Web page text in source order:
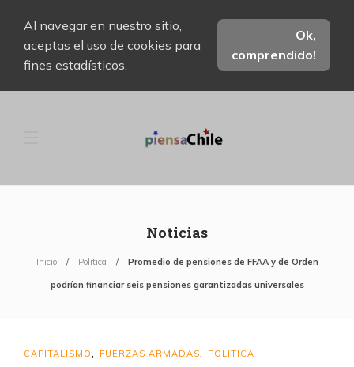
Al navegar en nuestro sitio,
aceptas el uso de cookies para
fines estadísticos.
Ok,
comprendido!
Noticias
Inicio Politica Promedio de pensiones de FFAA y de Orden
podrían financiar seis pensiones garantizadas universales
CAPITALISMO FUERZAS ARMADAS POLITICA